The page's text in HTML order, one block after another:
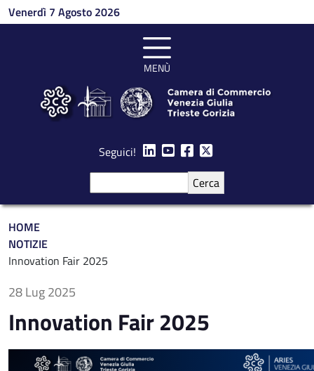
Salta al contenuto principale
Venerdì 7 Agosto 2026
MENÙ
Seguici!
Briciole di pane
HOME
NOTIZIE
Innovation Fair 2025
28 Lug 2025
Innovation Fair 2025
Immagine